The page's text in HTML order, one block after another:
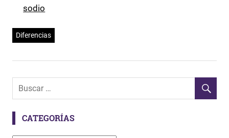
sodio
Diferencias
CATEGORÍAS